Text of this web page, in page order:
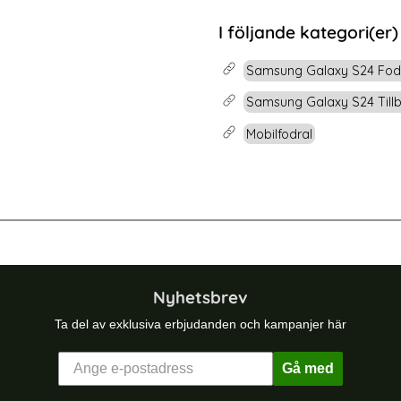
Samsung Galaxy S24 Fodral Mandala Läder Guld
Snart slutsåld!
Xiaomi Redmi
I följande kategori(er)
Samsung Galaxy S24
Samsung Galaxy S24
Mobilfodral
Fodral Mandala Läder GuldSamsung Galaxy S26 Ultra Fodral
Nyhetsbrev
Ta del av exklusiva erbjudanden och kampanjer här
Gå med